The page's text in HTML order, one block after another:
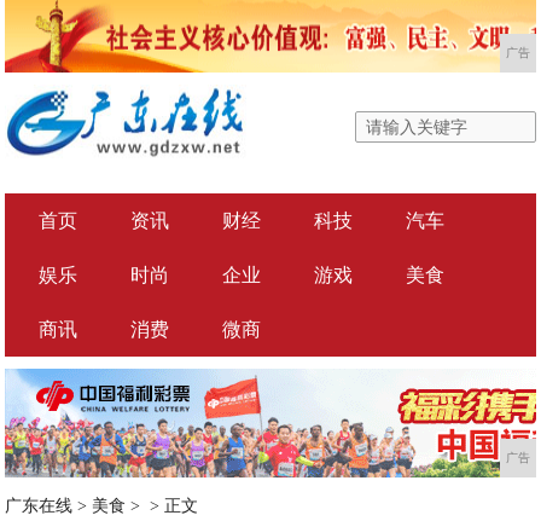
广告
首页 资讯 财经 科技 汽车
娱乐 时尚 企业 游戏 美食
商讯 消费 微商
广告
广东在线 > 美食 > > 正文